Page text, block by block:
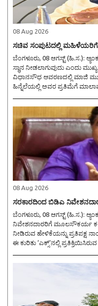
08 Aug 2026
ಸಚಿವ ಸಂಪುಟದಲ್ಲಿ ಮಹಿಳೆಯರಿಗೆ
ಬೆಂಗಳೂರು, 08 ಆಗಸ್ಟ್ (ಹಿ.ಸ.): ಆ್ಯಂಕರ್:ರಾಜ್ಯ ಸಚಿವ ಸಂಪುಟದಲ್ಲಿ ಮಹಿಳೆಯರಿಗೆ
ಸ್ಥಾನ ನೀಡಲಾಗುವುದು ಎಂದು
ವಿಧಾನಸೌಧ ಆವರಣದಲ್ಲಿ ಮಾಜಿ
ಹಿನ್ನೆಲೆಯಲ್ಲಿ ಅವರ ಪ್ರತಿಮೆಗೆ
08 Aug 2026
ಸರಕಾರದಿಂದ ಬಿಡಿಎ
ಬೆಂಗಳೂರು, 08 ಆಗಸ್ಟ್ (ಹಿ.ಸ.): ಆ್ಯಂಕರ್:ನಾಡಪ್ರಭು ಕೆಂಪೇಗೌಡ ಬಡಾವಣೆಯ
ನಿವೇಶನದಾರರಿಗೆ ಮೂಲಸೌಕರ್ಯ
ನೀಡಿರುವ ಹೇಳಿಕೆಯನ್ನು ಪ್ರತಿಪಕ್ಷ
ಈ ಕುರಿತು ‘ಎಕ್ಸ್‌’ನಲ್ಲಿ